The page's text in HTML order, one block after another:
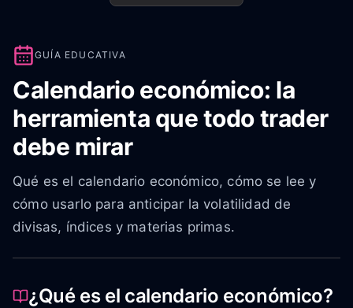
GUÍA EDUCATIVA
Calendario económico: la
herramienta que todo trader
debe mirar
Qué es el calendario económico, cómo se lee y
cómo usarlo para anticipar la volatilidad de
divisas, índices y materias primas.
¿Qué es el calendario económico?